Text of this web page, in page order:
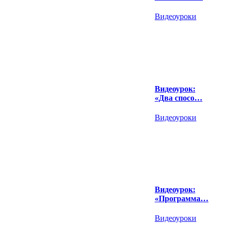
Видеоуроки
Видеоурок:
«Два спосо…
Видеоуроки
Видеоурок:
«Программа…
Видеоуроки